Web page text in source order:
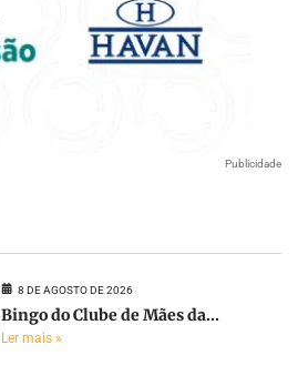
Publicidade
8 DE AGOSTO DE 2026
Bingo do Clube de Mães da...
Ler mais »